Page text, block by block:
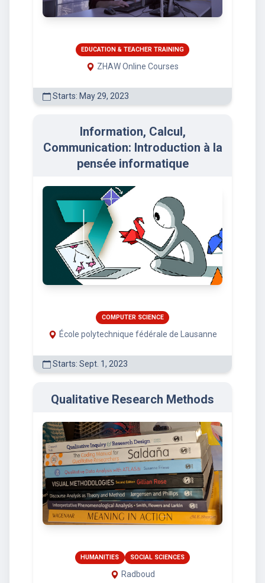
EDUCATION & TEACHER TRAINING
ZHAW Online Courses
Starts: May 29, 2023
Information, Calcul,
Communication: Introduction à la
pensée informatique
COMPUTER SCIENCE
École polytechnique fédérale de Lausanne
Starts: Sept. 1, 2023
Qualitative Research Methods
HUMANITIES SOCIAL SCIENCES
Radboud